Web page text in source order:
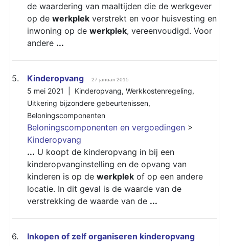
de waardering van maaltijden die de werkgever
op de werkplek verstrekt en voor huisvesting en
inwoning op de werkplek, vereenvoudigd. Voor
andere ...
5. Kinderopvang 27 januari 2015
5 mei 2021 | Kinderopvang, Werkkostenregeling,
Uitkering bijzondere gebeurtenissen,
Beloningscomponenten
Beloningscomponenten en vergoedingen >
Kinderopvang
... U koopt de kinderopvang in bij een
kinderopvanginstelling en de opvang van
kinderen is op de werkplek of op een andere
locatie. In dit geval is de waarde van de
verstrekking de waarde van de ...
6. Inkopen of zelf organiseren kinderopvang